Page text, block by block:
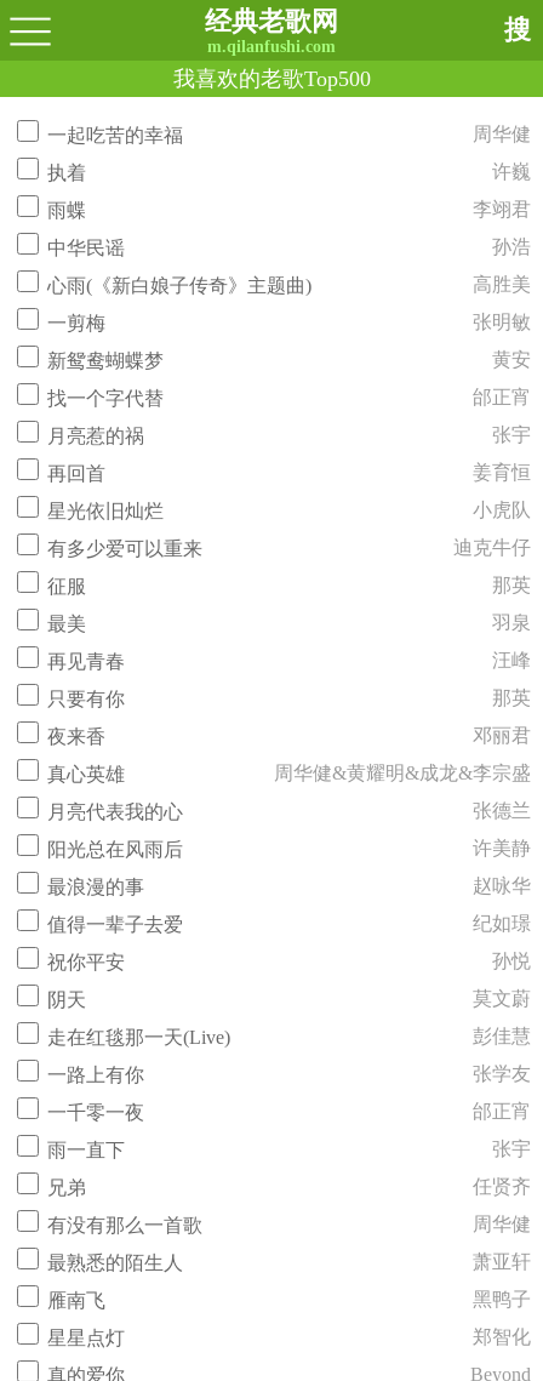
经典老歌网
m.qilanfushi.com
搜
我喜欢的老歌Top500
一起吃苦的幸福
周华健
执着
许巍
雨蝶
李翊君
中华民谣
孙浩
心雨(《新白娘子传奇》主题曲)
高胜美
一剪梅
张明敏
新鸳鸯蝴蝶梦
黄安
找一个字代替
邰正宵
月亮惹的祸
张宇
再回首
姜育恒
星光依旧灿烂
小虎队
有多少爱可以重来
迪克牛仔
征服
那英
最美
羽泉
再见青春
汪峰
只要有你
那英
夜来香
邓丽君
真心英雄
周华健&黄耀明&成龙&李宗盛
月亮代表我的心
张德兰
阳光总在风雨后
许美静
最浪漫的事
赵咏华
值得一辈子去爱
纪如璟
祝你平安
孙悦
阴天
莫文蔚
走在红毯那一天(Live)
彭佳慧
一路上有你
张学友
一千零一夜
邰正宵
雨一直下
张宇
兄弟
任贤齐
有没有那么一首歌
周华健
最熟悉的陌生人
萧亚轩
雁南飞
黑鸭子
星星点灯
郑智化
真的爱你
Beyond